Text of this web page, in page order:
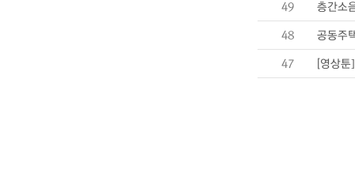
49 층간소
48 공동주
47 [영상